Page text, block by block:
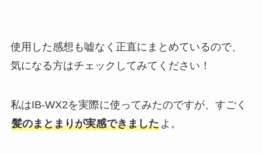
使用した感想も嘘なく正直にまとめているので、
気になる方はチェックしてみてください！
私はIB-WX2を実際に使ってみたのですが、すごく
髪のまとまりが実感できましたよ。